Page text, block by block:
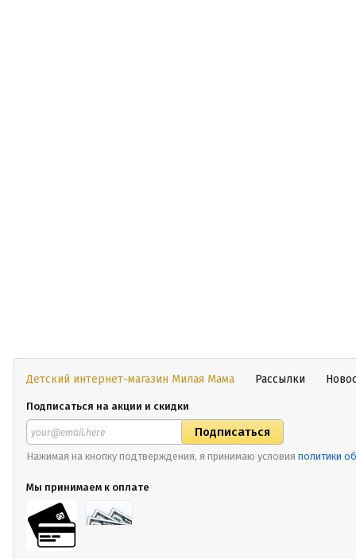
Детский интернет-магазин Милая Мама Рассылки
Подписаться на акции и скидки
Нажимая на кнопку подтверждения, я принимаю условия политики
Мы принимаем к оплате